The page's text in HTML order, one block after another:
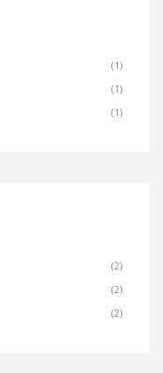
(1)
(1)
(1)
(2)
(2)
(2)